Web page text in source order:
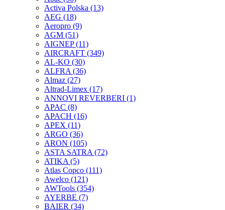
Activa Polska (13)
AEG (18)
Aeropro (9)
AGM (51)
AIGNEP(11)
AIRCRAFT (349)
AL-KO (30)
ALFRA (36)
Almaz (27)
Altrad-Limex (17)
ANNOVI REVERBERI (1)
APAC (8)
APACH (16)
APEX (11)
ARGO (36)
ARON (105)
ASTA SATRA (72)
ATIKA (5)
Atlas Copco (111)
Awelco (121)
AWTools (354)
AYERBE (7)
BAIER (34)